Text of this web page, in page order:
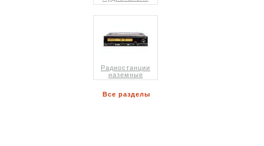
Радиостанции
наземные
Все разделы